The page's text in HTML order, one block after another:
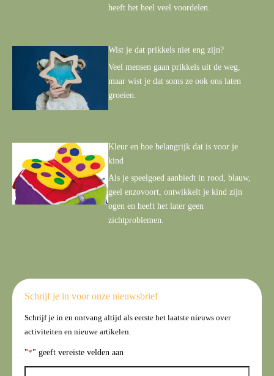
heeft het heel veel voordelen.
Wist je dat prikkels niet eng zijn?
Veel mensen gaan prikkels uit de weg,
maar wist je dat soms ze ook ons laten
groeien.
Kleur en hoe belangrijk dat is voor je
kind
Als je speelgoed aanbiedt in rood, blauw,
geel enzovoort, ontwikkelt je kind zijn
ogen en heeft het later geen
zichtproblemen.
Schrijf je in voor onze nieuwsbrief
Schrijf je in en ontvang altijd als eerste het laatste nieuws over
activiteiten en nieuwe artikelen.
"*" geeft vereiste velden aan
N